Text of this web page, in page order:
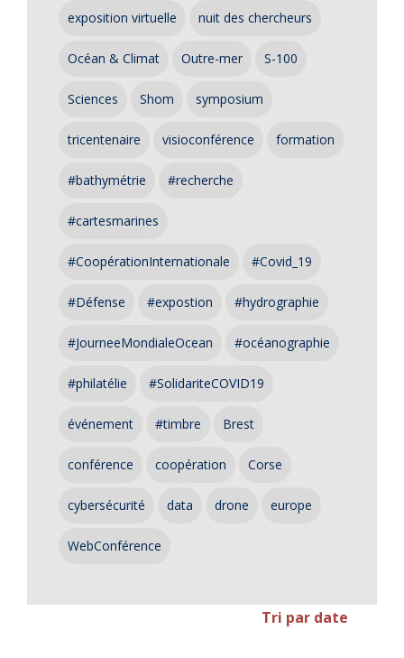
exposition virtuelle nuit des chercheurs
Océan & Climat Outre-mer S-100
Sciences Shom symposium
tricentenaire visioconférence formation
#bathymétrie #recherche
#cartesmarines
#CoopérationInternationale #Covid_19
#Défense #expostion #hydrographie
#JourneeMondialeOcean #océanographie
#philatélie #SolidariteCOVID19
événement #timbre Brest
conférence coopération Corse
cybersécurité data drone europe
WebConférence
Tri par date